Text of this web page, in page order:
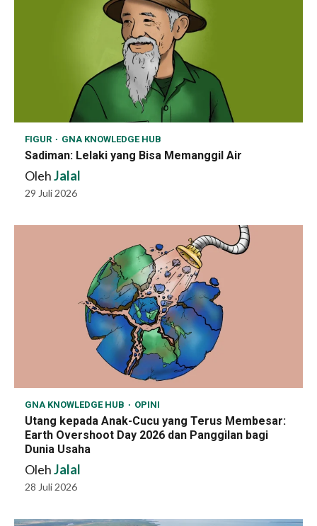
FIGUR GNA KNOWLEDGE HUB
Sadiman: Lelaki yang Bisa Memanggil Air
OlehJalal
29 Juli 2026
GNA KNOWLEDGE HUB OPINI
Utang kepada Anak-Cucu yang Terus Membesar:
Earth Overshoot Day 2026 dan Panggilan bagi
Dunia Usaha
OlehJalal
28 Juli 2026